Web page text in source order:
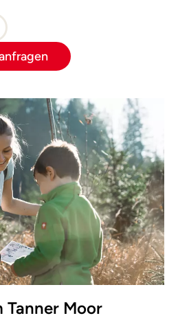
Tanner Moor